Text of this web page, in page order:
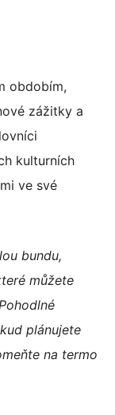
obdobím,
zážitky a
kulturních
ve své
bundu,
můžete
plánujete
na termo